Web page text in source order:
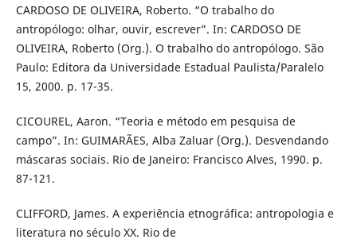
CARDOSO DE OLIVEIRA, Roberto. “O trabalho do
antropólogo: olhar, ouvir, escrever”. In: CARDOSO DE
OLIVEIRA, Roberto (Org.). O trabalho do antropólogo. São
Paulo: Editora da Universidade Estadual Paulista/Paralelo
15, 2000. p. 17-35.
CICOUREL, Aaron. “Teoria e método em pesquisa de
campo”. In: GUIMARÃES, Alba Zaluar (Org.). Desvendando
máscaras sociais. Rio de Janeiro: Francisco Alves, 1990. p.
87-121.
CLIFFORD, James. A experiência etnográfica: antropologia e
literatura no século XX. Rio de